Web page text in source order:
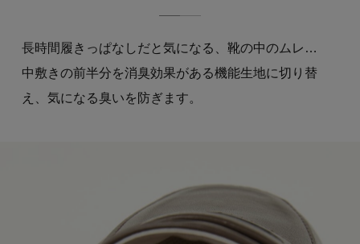
長時間履きっぱなしだと気になる、靴の中のムレ…
中敷きの前半分を消臭効果がある機能生地に切り替
え、気になる臭いを防ぎます。